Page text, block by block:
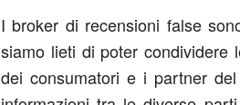
I broker di recensioni false
siamo lieti di poter condividere
dei consumatori e i partner